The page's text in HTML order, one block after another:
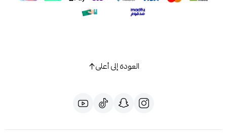
العودة إلى أعلى